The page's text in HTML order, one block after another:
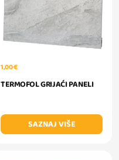
1,00 €
TERMOFOL GRIJAĆI PANELI
SAZNAJ VIŠE